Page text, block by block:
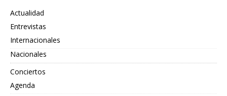
Actualidad
Entrevistas
Internacionales
Nacionales
Conciertos
Agenda